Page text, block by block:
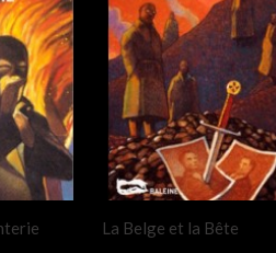
La Belge et la Bête